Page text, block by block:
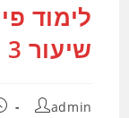
לימוד
שיעור 3 : dataframe
מחבר:
admin